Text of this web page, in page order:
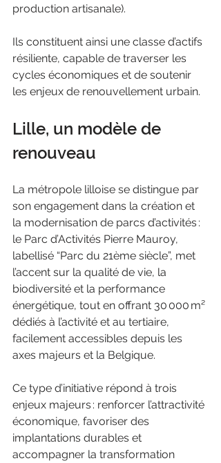
production artisanale).
Ils constituent ainsi une classe d’actifs
résiliente, capable de traverser les
cycles économiques et de soutenir
les enjeux de renouvellement urbain.
Lille, un modèle de
renouveau
La métropole lilloise se distingue par
son engagement dans la création et
la modernisation de parcs d’activités :
le Parc d’Activités Pierre Mauroy,
labellisé “Parc du 21ème siècle”, met
l’accent sur la qualité de vie, la
biodiversité et la performance
énergétique, tout en offrant 30 000 m²
dédiés à l’activité et au tertiaire,
facilement accessibles depuis les
axes majeurs et la Belgique.
Ce type d’initiative répond à trois
enjeux majeurs : renforcer l’attractivité
économique, favoriser des
implantations durables et
accompagner la transformation